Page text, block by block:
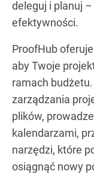
deleguj i planuj
efektywności.
ProofHub
aby Twoje
ramach
zarządzania
plików,
kalendarzami,
narzędzi, które
osiągnąć nowy